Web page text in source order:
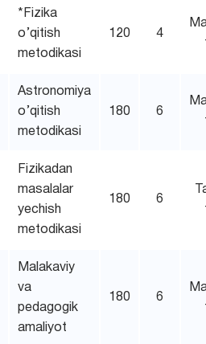
*Fizika
o’qitish
metodikasi
120 4
Astronomiya
o’qitish
metodikasi
180 6
Fizikadan
masalalar
yechish
metodikasi
180 6
Malakaviy
va
pedagogik
amaliyot
180 6